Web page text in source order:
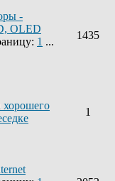
-
OLED
1 ...
1435
1